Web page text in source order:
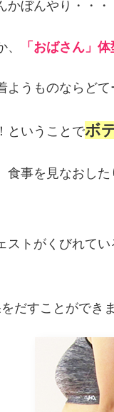
かぼんやり・・・
「おばさん」
ようものならど
ということでボ
食事を見なおし
ストがくびれて
だすことができま